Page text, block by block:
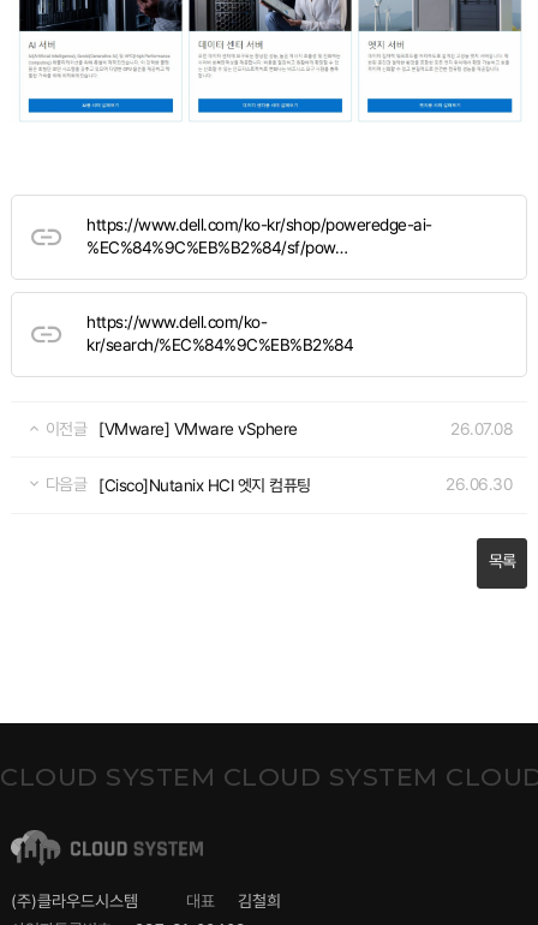
https://www.dell.com/ko-kr/shop/poweredge-ai-
%EC%84%9C%EB%B2%84/sf/pow…
https://www.dell.com/ko-
kr/search/%EC%84%9C%EB%B2%84
이전글 [VMware] VMware vSphere 26.07.08
다음글 [Cisco]Nutanix HCI 엣지 컴퓨팅 26.06.30
목록
CLOUD SYSTEM CLOUD SYSTEM
(주)클라우드시스템 대표
김철희